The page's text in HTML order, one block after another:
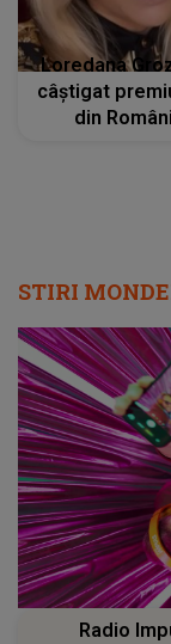
Loredana
câștigat
din
STIRI
Radio